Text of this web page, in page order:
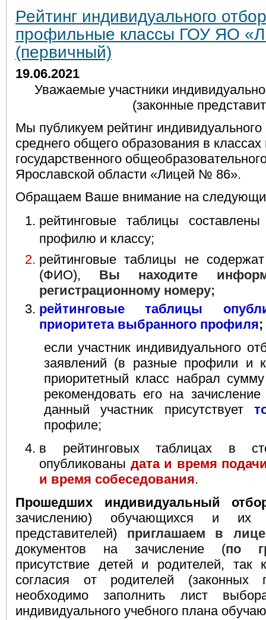
Рейтинг индивидуального
профильные классы ГОУ ЯО
(первичный)
19.06.2021
Уважаемые участники
(законные
Мы публикуем рейтинг
среднего общего образования в
государственного
Ярославской области «Лицей № 86».
Обращаем Ваше внимание на
рейтинговые таблицы
профилю и классу;
рейтинговые таблицы не
(ФИО), Вы находите
регистрационному номеру;
рейтинговые таблицы
приоритета выбранного профиля;
если участник индивидуального
заявлений (в разные профили и
приоритетный класс набрал
рекомендовать его на
данный участник присутствует
профиле;
в рейтинговых таблицах в
опубликованы дата и время
и время собеседования.
Прошедших индивидуальный
зачислению) обучающихся и их
представителей) приглашаем в
документов на зачисление (по
присутствие детей и родителей, так
согласия от родителей (законных
необходимо заполнить лист
индивидуального учебного плана